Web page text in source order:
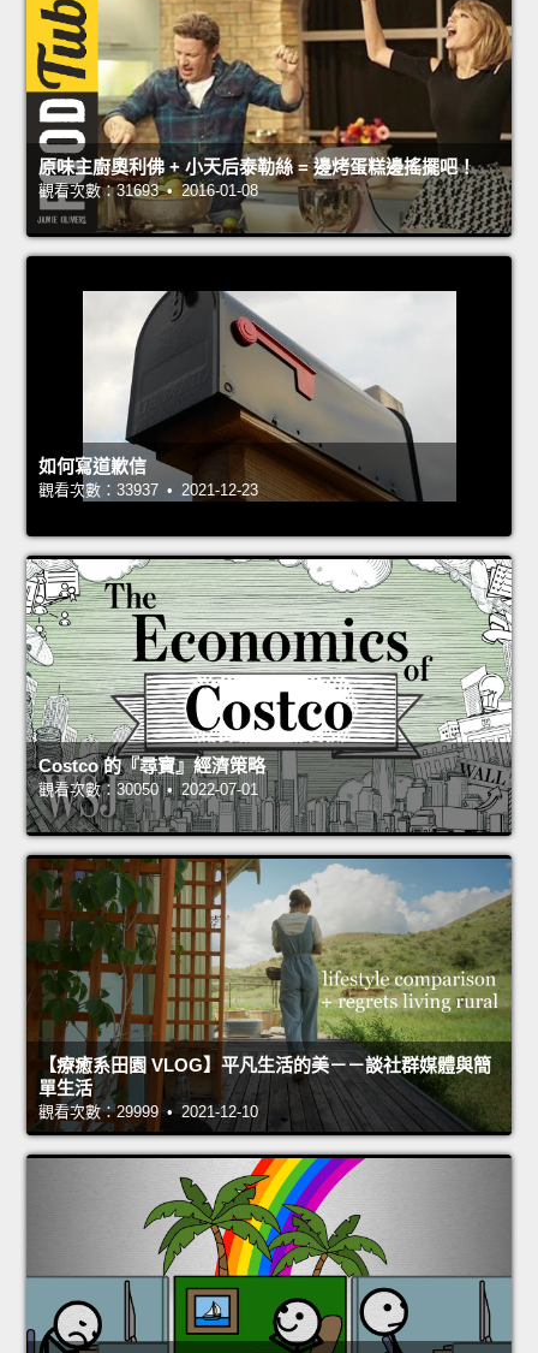
原味主廚奧利佛 + 小天后泰勒絲 = 邊烤蛋糕邊搖擺吧！
觀看次數：31693 • 2016-01-08
如何寫道歉信
觀看次數：33937 • 2021-12-23
Costco 的『尋寶』經濟策略
觀看次數：30050 • 2022-07-01
【療癒系田園 VLOG】平凡生活的美－－談社群媒體與簡
單生活
觀看次數：29999 • 2021-12-10